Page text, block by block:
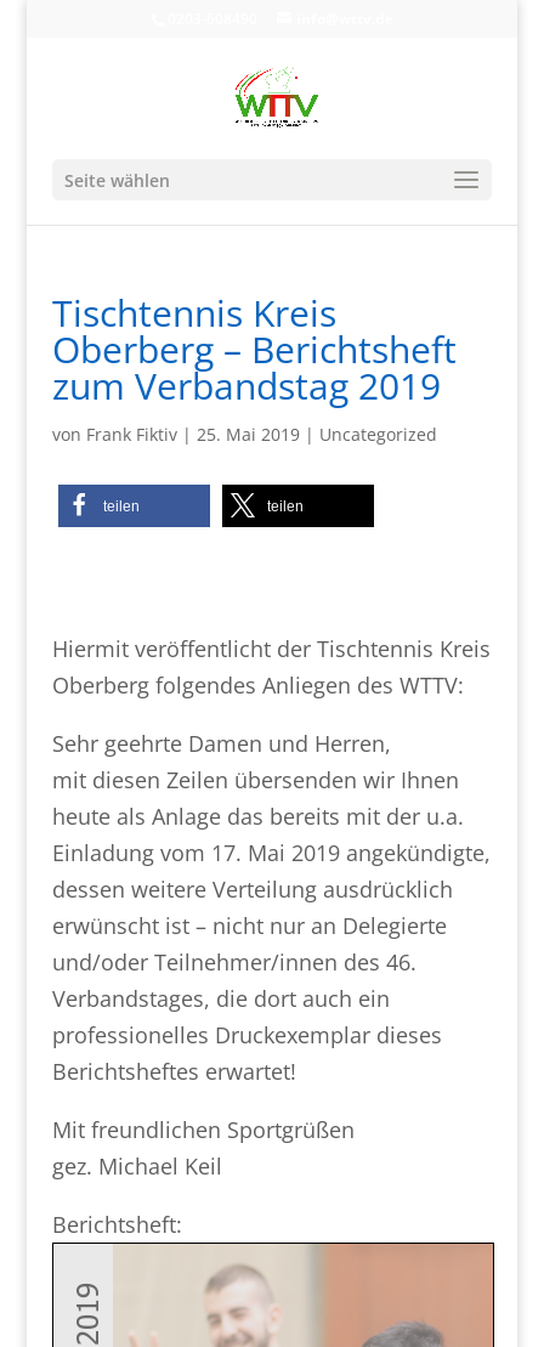
Seite wählen
Tischtennis Kreis
Oberberg – Berichtsheft
zum Verbandstag 2019
von Frank Fiktiv| 25. Mai 2019| Uncategorized
teilen teilen
Hiermit veröffentlicht der Tischtennis Kreis
Oberberg folgendes Anliegen des WTTV:
Sehr geehrte Damen und Herren,
mit diesen Zeilen übersenden wir Ihnen
heute als Anlage das bereits mit der u.a.
Einladung vom 17. Mai 2019 angekündigte,
dessen weitere Verteilung ausdrücklich
erwünscht ist – nicht nur an Delegierte
und/oder Teilnehmer/innen des 46.
Verbandstages, die dort auch ein
professionelles Druckexemplar dieses
Berichtsheftes erwartet!
Mit freundlichen Sportgrüßen
gez. Michael Keil
Berichtsheft: